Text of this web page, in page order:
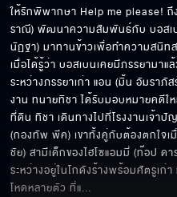
ให้รักพิ
ให้รักพิพ
ให้รักพิพากษา Help me please! ถึ
ราณี) พัฒนาความสัมพันธ์กับ บอสเ
นัฏฐา) มาทานข้าวเพื่อทำความสนิ
เมื่อได้รู้ว่า บอสเบนเคยมีภรรยามา
ระหว่างภรรยาเก่า แอน (มิ้น อัมราภั
งาน ทนายทิชา ได้รับมอบหมายคดีใ
ที่ดิน ทิชา เดินทางไปที่โรงงานเจ้า
(กองทัพ พีค) เขาทั้งคู่กับต้องตกใจ
ชัย) สามีเด็กของไฮโซแอมมี่ (ท๊อป ด
ระหว่างอยู่ในโกดังร้างพร้อมศัตรูเ
โหดหลายตัว ที่แ...